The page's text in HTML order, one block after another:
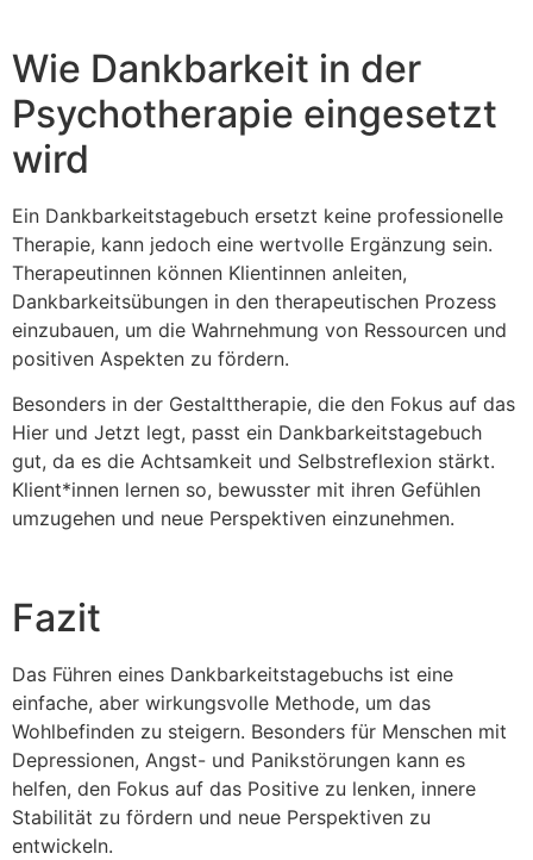
Wie Dankbarkeit in der
Psychotherapie eingesetzt
wird
Ein Dankbarkeitstagebuch ersetzt keine professionelle
Therapie, kann jedoch eine wertvolle Ergänzung sein.
Therapeutinnen können Klientinnen anleiten,
Dankbarkeitsübungen in den therapeutischen Prozess
einzubauen, um die Wahrnehmung von Ressourcen und
positiven Aspekten zu fördern.
Besonders in der Gestalttherapie, die den Fokus auf das
Hier und Jetzt legt, passt ein Dankbarkeitstagebuch
gut, da es die Achtsamkeit und Selbstreflexion stärkt.
Klient*innen lernen so, bewusster mit ihren Gefühlen
umzugehen und neue Perspektiven einzunehmen.
Fazit
Das Führen eines Dankbarkeitstagebuchs ist eine
einfache, aber wirkungsvolle Methode, um das
Wohlbefinden zu steigern. Besonders für Menschen mit
Depressionen, Angst- und Panikstörungen kann es
helfen, den Fokus auf das Positive zu lenken, innere
Stabilität zu fördern und neue Perspektiven zu
entwickeln.